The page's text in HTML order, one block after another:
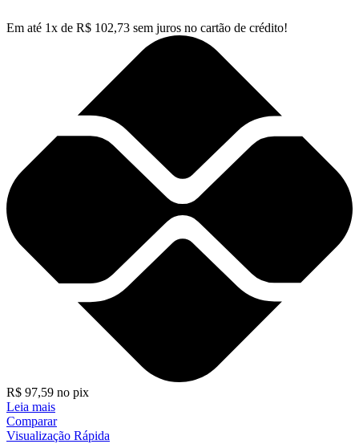
Em até 1x de R$ 102,73 sem juros no cartão de crédito!
R$ 97,59 no pix
Leia mais
Comparar
Visualização Rápida